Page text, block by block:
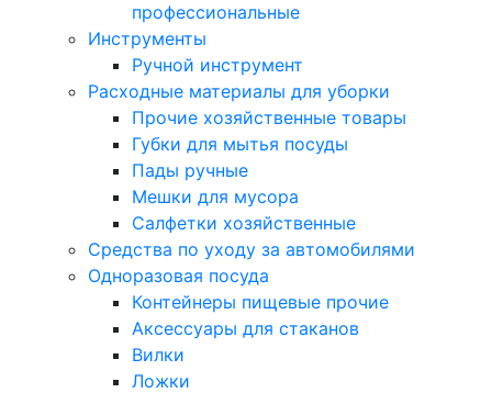
профессиональные
Инструменты
Ручной инструмент
Расходные материалы для уборки
Прочие хозяйственные товары
Губки для мытья посуды
Пады ручные
Мешки для мусора
Салфетки хозяйственные
Средства по уходу за автомобилями
Одноразовая посуда
Контейнеры пищевые прочие
Аксессуары для стаканов
Вилки
Ложки